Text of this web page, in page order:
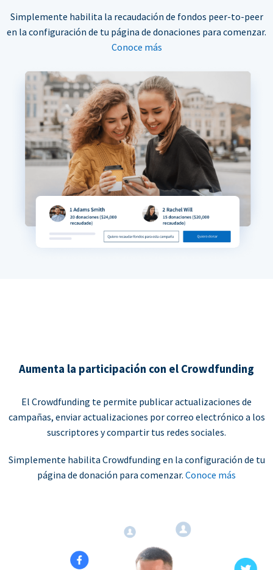
Simplemente habilita la recaudación de fondos peer-to-peer
en la configuración de tu página de donaciones para comenzar.
Conoce más
Aumenta la participación con el Crowdfunding
El Crowdfunding te permite publicar actualizaciones de
campañas, enviar actualizaciones por correo electrónico a los
suscriptores y compartir tus redes sociales.
Simplemente habilita Crowdfunding en la configuración de tu
página de donación para comenzar. Conoce más